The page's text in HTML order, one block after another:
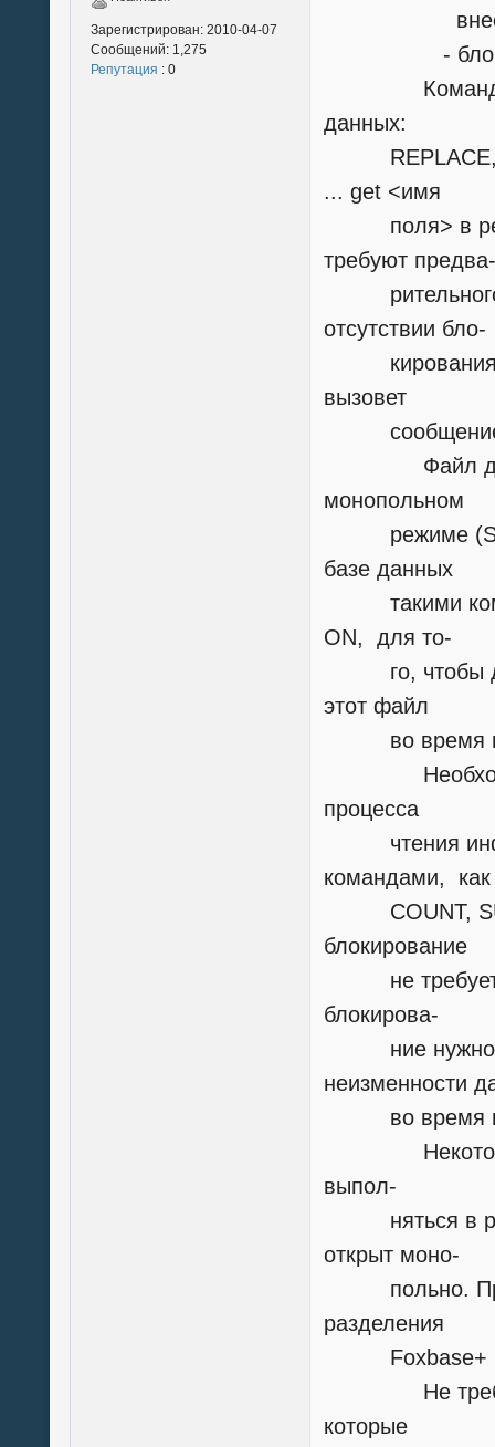
Зарегистрирован: 2010-04-07
Сообщений: 1,275
Репутация : 0
внести
-
Команды,
данных:
REPLACE,
... get <имя
поля> в
требуют предва-
рительного
отсутствии бло-
кирования
вызовет
сообщение
Файл
монопольном
режиме (SET
базе данных
такими
ON, для то-
го, чтобы
этот файл
во время
Необходимо
процесса
чтения
командами, как
COUNT,
блокирование
не
блокирова-
ние нужно
неизменности
во время
Некоторые
выпол-
няться в
открыт моно-
польно. При
разделения
Foxbase+ и
Не
которые